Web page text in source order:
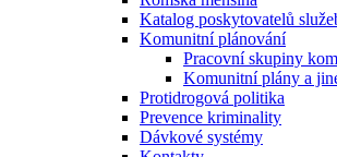
Katalog poskytovatelů
Komunitní plánování
Pracovní skupiny
Komunitní plány a
Protidrogová politika
Prevence kriminality
Dávkové systémy